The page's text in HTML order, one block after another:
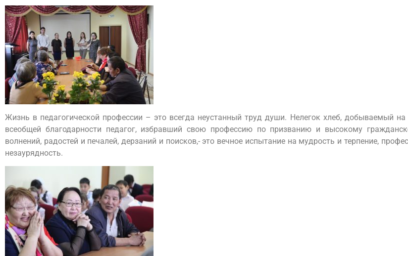
Жизнь в педагогической профессии – это всегда неустанный труд души. Нелегок хлеб, добываемый на
всеобщей благодарности педагог, избравший свою профессию по призванию и высокому
волнений, радостей и печалей, дерзаний и поисков,- это вечное испытание на мудрость и терпение,
незаурядность.